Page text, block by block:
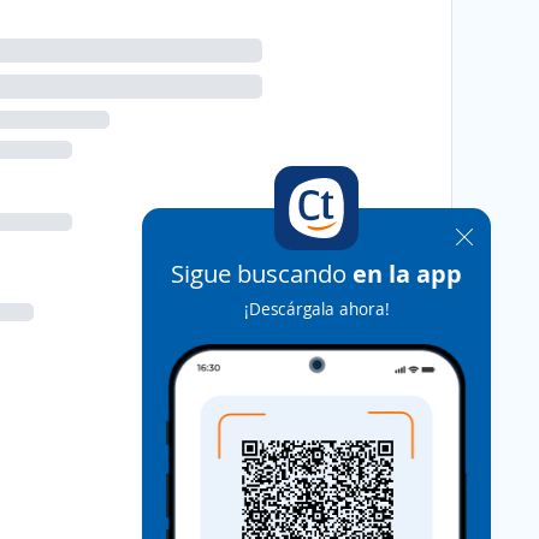
Sigue buscando en la app
¡Descárgala ahora!